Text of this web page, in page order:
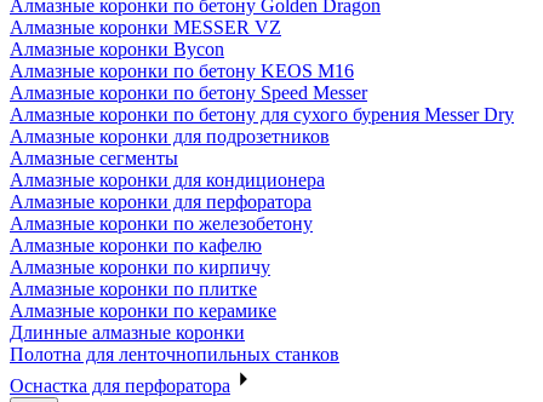
Алмазные коронки по бетону Golden Dragon
Алмазные коронки MESSER VZ
Алмазные коронки Bycon
Алмазные коронки по бетону KEOS M16
Алмазные коронки по бетону Speed Messer
Алмазные коронки по бетону для сухого бурения Messer Dry
Алмазные коронки для подрозетников
Алмазные сегменты
Алмазные коронки для кондиционера
Алмазные коронки для перфоратора
Алмазные коронки по железобетону
Алмазные коронки по кафелю
Алмазные коронки по кирпичу
Алмазные коронки по плитке
Алмазные коронки по керамике
Длинные алмазные коронки
Полотна для ленточнопильных станков
Оснастка для перфоратора